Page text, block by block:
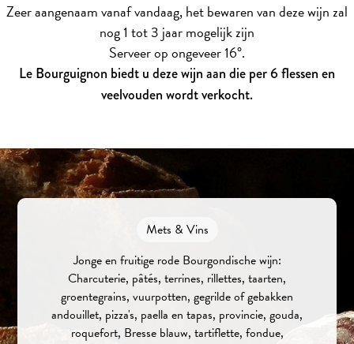
Zeer aangenaam vanaf vandaag, het bewaren van deze wijn zal
nog 1 tot 3 jaar mogelijk zijn
Serveer op ongeveer 16°.
Le Bourguignon biedt u deze wijn aan die per 6 flessen en
veelvouden wordt verkocht.
Mets & Vins
Jonge en fruitige rode Bourgondische wijn:
Charcuterie, pâtés, terrines, rillettes, taarten,
groentegrains, vuurpotten, gegrilde of gebakken
andouillet, pizza's, paella en tapas, provincie, gouda,
roquefort, Bresse blauw, tartiflette, fondue,